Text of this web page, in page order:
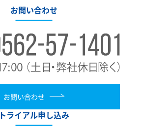
お問い合わせ
お問い合わせ
トライアル申し込み